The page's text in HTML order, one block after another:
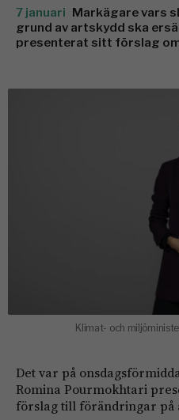
7 januari
Markägare vars
grund av artskydd ska
presenterat sitt förslag
Klimat- och
Det var på
Romina Pourmokhtari
förslag till förändringar på